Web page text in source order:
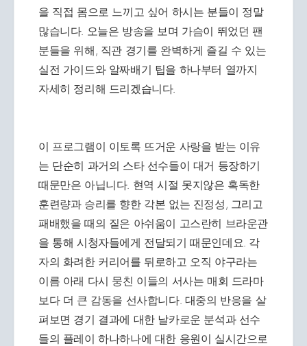
을 직접 몸으로 느끼고 싶어 하시는 분들이 정말
많습니다. 오늘은 방송을 보며 가슴이 뛰었던 팬
분들을 위해, 직관 경기를 완벽하게 즐길 수 있는
실전 가이드와 알짜배기 팁을 하나부터 열까지
자세히 정리해 드리겠습니다.
이 프로그램이 이토록 뜨거운 사랑을 받는 이유
는 단순히 과거의 스타 선수들이 대거 등장하기
때문만은 아닙니다. 현역 시절 못지않은 혹독한
훈련량과 승리를 향한 각본 없는 진정성, 그리고
패배했을 때의 짙은 아쉬움이 고스란히 브라운관
을 통해 시청자들에게 전달되기 때문인데요. 각
자의 화려한 커리어를 뒤로하고 오직 야구라는
이름 아래 다시 뭉친 이들의 서사는 매회 드라마
보다 더 큰 감동을 선사합니다. 대중의 반응을 살
펴보면 경기 결과에 대한 날카로운 분석과 선수
들의 플레이 하나하나에 대한 응원이 실시간으로